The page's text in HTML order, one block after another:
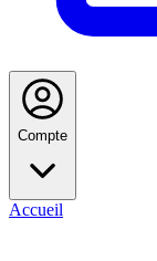
Compte
Accueil